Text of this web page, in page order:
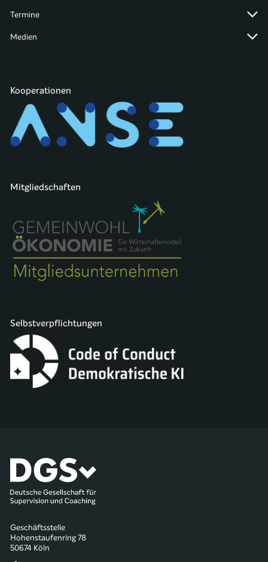
Termine
Medien
Kooperationen
Mitgliedschaften
Selbstverpflichtungen
Geschäftsstelle
Hohenstaufenring 78
50674 Köln